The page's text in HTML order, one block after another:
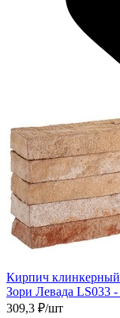
Кирпич
Зори Левада LS033
309,3 ₽/шт